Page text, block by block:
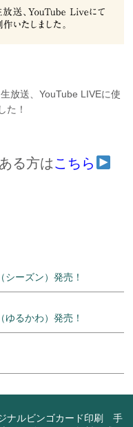
放送、YouTube LIVEに使
た！
る方はこちら
ーズン）発売！
るかわ）発売！
ナルビンゴカード印刷
手